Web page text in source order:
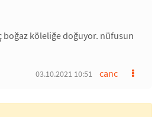
köleliğe doğuyor. nüfusun
canc
03.10.2021 10:51